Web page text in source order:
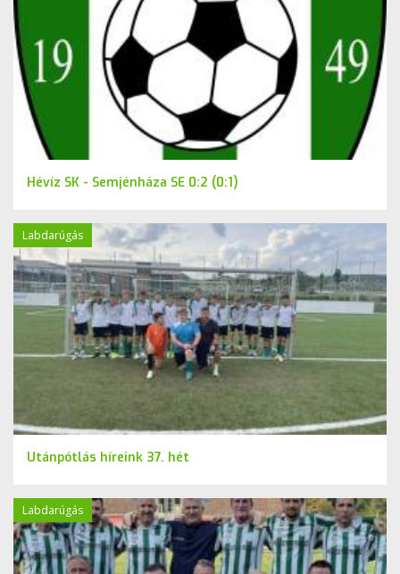
Hévíz SK - Semjénháza SE 0:2 (0:1)
Labdarúgás
Utánpótlás híreink 37. hét
Labdarúgás